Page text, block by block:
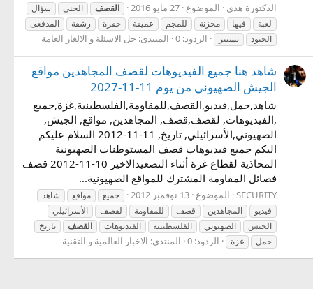
الدكتورة هدى الموضوع 27 مايو 2016 القصف الجني
سؤال
لعبة
فيها محزنة للمجم عميقة حفرة رشفة
المدفعى
الجنود
يستتر الردود: 0 المنتدى: حل الاسئلة و الالغاز العامة
شاهد هنا جميع الفيديوهات لقصف المجاهدين مواقع
الجيش الصهيوني من يوم 11-11-2027
شاهد,حمل,فيديو,القصف,للمقاومة,الفلسطينية,غزة,جميع
,الفيديوهات, لقصف,قصف, المجاهدين, مواقع, الجيش,
الصهيوني,الأسرائيلي, تاريخ, 11-11-2012 السلام عليكم
اليكم جميع فيديوهات قصف المستوطنات الصهيونية
المحاذية لقطاع غزة أثناء التصعيدالاخير 10-11-2012 قصف
فصائل المقاومة المشترك للمواقع الصهيونية...
SECURITY الموضوع 13 نوفمبر 2012 جميع مواقع
شاهد
فيديو
المجاهدين قصف للمقاومة لقصف
الأسرائيلي
الجيش
الصهيوني الفلسطينية الفيديوهات القصف
تاريخ
حمل
غزة الردود: 0 المنتدى: الاخبار العالمية و التقنية